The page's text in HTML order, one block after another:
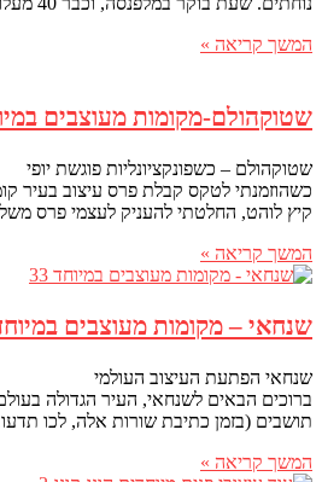
המשך קריאה »
שטוקהולם-מקומות מעוצבים
שטוקהולם – כשפונקציונליות פוגשת יופי
כשהוזמנתי לטקס קבלת פרס עיצוב בעיר
קיץ לוהט, החלטתי להעניק לעצמי פרס
המשך קריאה »
שנחאי – מקומות מעוצבים
שנחאי הפתעת העיצוב העולמי
תושבים (בזמן כתיבת שורות אלה, לכו
המשך קריאה »